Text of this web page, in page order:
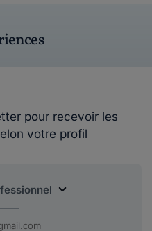
pour recevoir les
votre profil